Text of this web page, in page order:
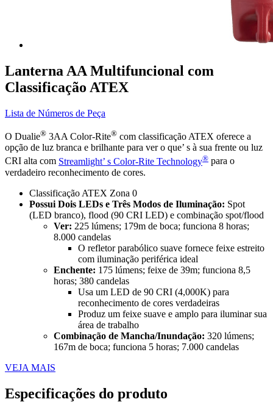
Lanterna AA Multifuncional com
Classificação ATEX
Lista de Números de Peça
O Dualie® 3AA Color-Rite® com classificação ATEX oferece a
opção de luz branca e brilhante para ver o que’ s à sua frente ou luz
CRI alta com Streamlight’ s Color-Rite Technology® para o
verdadeiro reconhecimento de cores.
Classificação ATEX Zona 0
Possui Dois LEDs e Três Modos de Iluminação: Spot
(LED branco), flood (90 CRI LED) e combinação spot/flood
Ver: 225 lúmens; 179m de boca; funciona 8 horas;
8.000 candelas
O refletor parabólico suave fornece feixe estreito
com iluminação periférica ideal
Enchente: 175 lúmens; feixe de 39m; funciona 8,5
horas; 380 candelas
Usa um LED de 90 CRI (4,000K) para
reconhecimento de cores verdadeiras
Produz um feixe suave e amplo para iluminar sua
área de trabalho
Combinação de Mancha/Inundação: 320 lúmens;
167m de boca; funciona 5 horas; 7.000 candelas
VEJA MAIS
Especificações do produto